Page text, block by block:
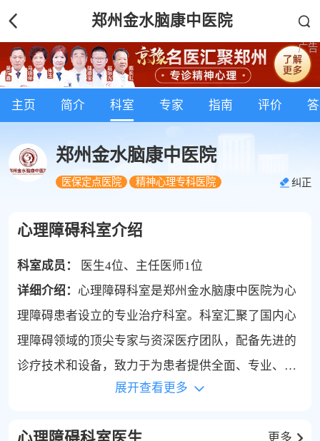
郑州金水脑康中医院
主页 简介 科室 专家 指南 评价
郑州金水脑康中医院
医保定点医院 精神心理专科医院 纠正
心理障碍科室介绍
科室成员：
医生4位、主任医师1位
详细介绍： 心理障碍科室是郑州金水脑康中医院为心
理障碍患者设立的专业治疗科室。科室汇聚了国内心
理障碍领域的顶尖专家与资深医疗团队，配备先进的
诊疗技术和设备，致力于为患者提供全面、专业、个
性化的心理障碍诊疗服务，旨在帮助患者重拾生活乐
展开查看更多
更多